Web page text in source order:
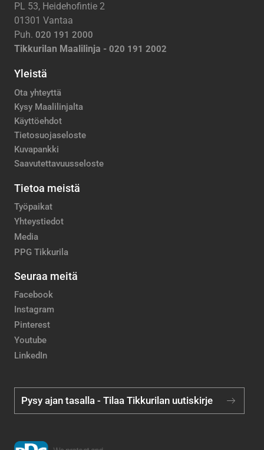
PL 53, Heidehofintie 2
01301 Vantaa
Puh. 020 191 2000
Tikkurilan Maalilinja - 020 191 2002
Yleistä
Ota yhteyttä
Kysy Maalilinjalta
Käyttöehdot
Tietosuojaseloste
Kuvapankki
Saavutettavuusseloste
Tietoa meistä
Työpaikat
Yhteystiedot
Media
PPG Tikkurila
Seuraa meitä
Facebook
Instagram
Pinterest
Youtube
LinkedIn
Pysy ajan tasalla - Tilaa Tikkurilan uutiskirje